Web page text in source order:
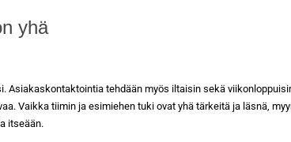
yhä
tehdään myös iltaisin sekä
Vaikka tiimin ja esimiehen tuki ovat yhä tärkeitä ja läsnä,
itseään.